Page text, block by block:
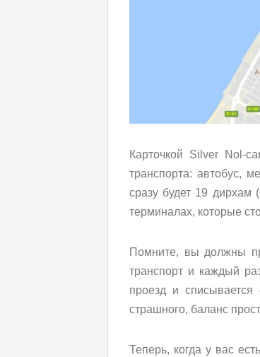
Карточкой Silver Nol-
транспорта: автобус,
сразу будет 19
терминалах, которые
Помните, вы должны
транспорт и каждый
проезд и
страшного, баланс
Теперь, когда у вас